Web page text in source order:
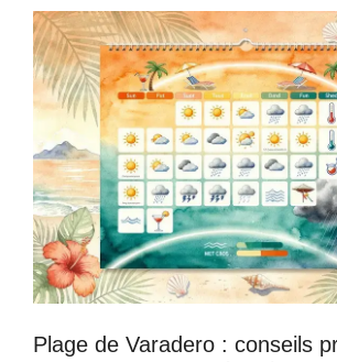
Plage de Varadero : conseils